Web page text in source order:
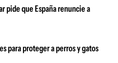
pide que España renuncie a
para proteger a perros y gatos